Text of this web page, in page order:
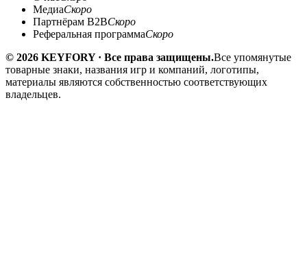
МедиаСкоро
Партнёрам B2BСкоро
Реферальная программаСкоро
© 2026 KEYFORY · Все права защищены.Все упомянутые
товарные знаки, названия игр и компаний, логотипы,
материалы являются собственностью соответствующих
владельцев.